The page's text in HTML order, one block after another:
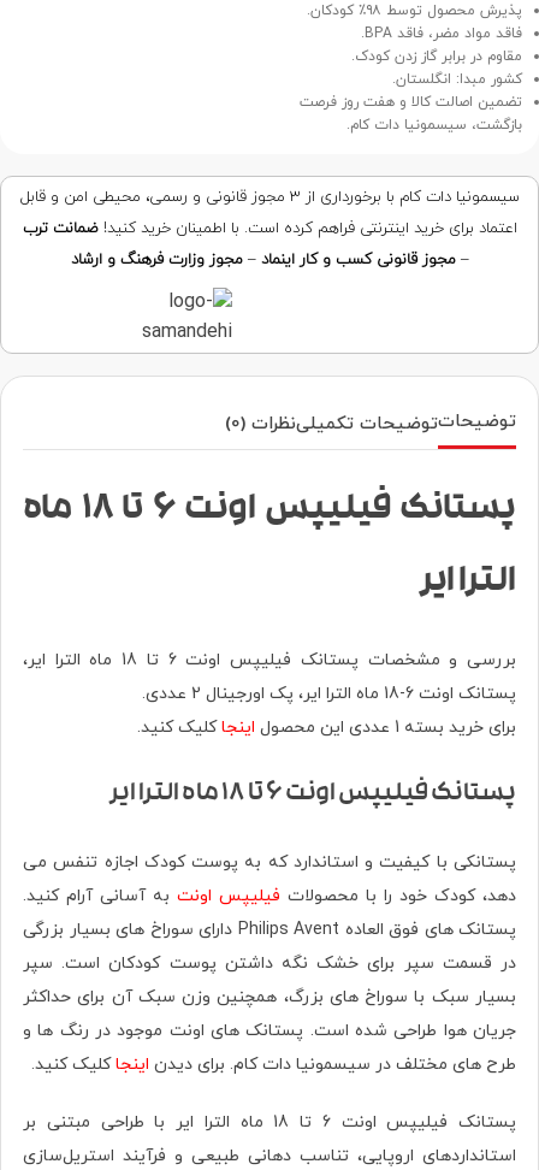
پذیرش محصول توسط ۹۸٪ کودکان.
فاقد مواد مضر، فاقد BPA.
مقاوم در برابر گاز زدن کودک.
کشور مبدا: انگلستان.
تضمین اصالت کالا و هفت روز فرصت
بازگشت، سیسمونیا دات کام.
سیسمونیا دات کام با برخورداری از ۳ مجوز قانونی و رسمی، محیطی امن و قابل
اعتماد برای خرید اینترنتی فراهم کرده است. با اطمینان خرید کنید!ضمانت ترب
–مجوز قانونی کسب و کار اینماد –مجوز وزارت فرهنگ و ارشاد
توضیحاتتوضیحات تکمیلینظرات (0)
پستانک فیلیپس اونت 6 تا 18 ماه
الترا ایر
بررسی و مشخصات پستانک فیلیپس اونت 6 تا 18 ماه الترا ایر،
پستانک اونت 6-18 ماه الترا ایر، پک اورجینال 2 عددی.
برای خرید بسته 1 عددی این محصول
اینجاکلیک کنید.
پستانک فیلیپس اونت 6 تا 18 ماه الترا ایر
پستانکی با کیفیت و استاندارد که به پوست کودک اجازه تنفس می
دهد، کودک خود را با محصولات فیلیپس اونت به آسانی آرام کنید.
پستانک های فوق العاده Philips Avent دارای سوراخ های بسیار بزرگی
در قسمت سپر برای خشک نگه داشتن پوست کودکان است. سپر
بسیار سبک با سوراخ های بزرگ، همچنین وزن سبک آن برای حداکثر
جریان هوا طراحی شده است. پستانک های اونت موجود در رنگ ها و
طرح های مختلف در سیسمونیا دات کام. برای دیدن اینجاکلیک کنید.
پستانک فیلیپس اونت 6 تا 18 ماه الترا ایر با طراحی مبتنی بر
استانداردهای اروپایی، تناسب دهانی طبیعی و فرآیند استریل‌سازی